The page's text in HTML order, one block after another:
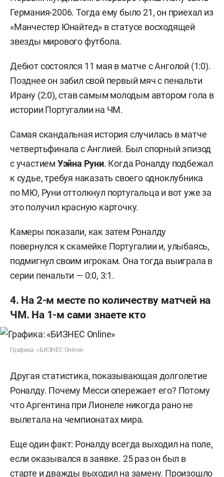
Германия-2006. Тогда ему было 21, он приехал из
«Манчестер Юнайтед» в статусе восходящей
звезды мирового футбола.
Дебют состоялся 11 мая в матче с Анголой (1:0).
Позднее он забил свой первый мяч с пенальти
Ирану (2:0), став самым молодым автором гола в
истории Португалии на ЧМ.
Самая скандальная история случилась в матче
четвертьфинала с Англией. Был спорный эпизод
с участием Уэйна Руни. Когда Роналду подбежал
к судье, требуя наказать своего одноклубника
по МЮ, Руни оттолкнул португальца и вот уже за
это получил красную карточку.
Камеры показали, как затем Роналду
повернулся к скамейке Португалии и, улыбаясь,
подмигнул своим игрокам. Она тогда выиграла в
серии пенальти — 0:0, 3:1.
4. На 2-м месте по количеству матчей на
ЧМ. На 1-м сами знаете кто
Графика: «БИЗНЕС Online»
Другая статистика, показывающая долголетие
Роналду. Почему Месси опережает его? Потому
что Аргентина при Лионеле никогда рано не
вылетала на чемпионатах мира.
Еще один факт: Роналду всегда выходил на поле,
если оказывался в заявке. 25 раз он был в
старте и дважды выходил на замену. Произошло